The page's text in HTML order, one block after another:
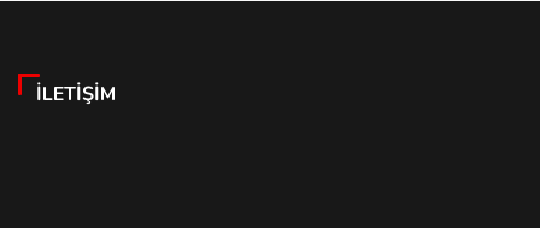
İLETIŞIM